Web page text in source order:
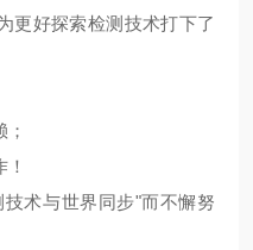
更好探索检测技术打下了
术与世界同步"而不懈努